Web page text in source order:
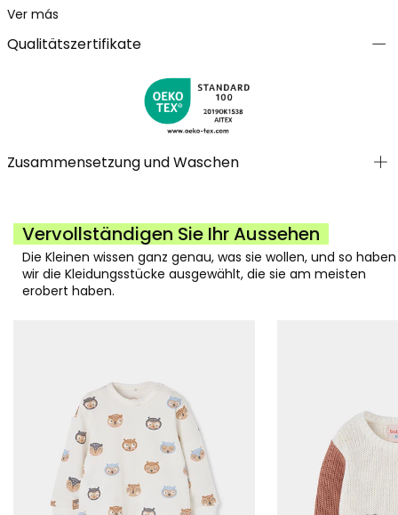
Ver más
Qualitätszertifikate
Zusammensetzung und Waschen
Vervollständigen Sie Ihr Aussehen
Die Kleinen wissen ganz genau, was sie wollen, und so haben
wir die Kleidungsstücke ausgewählt, die sie am meisten
erobert haben.